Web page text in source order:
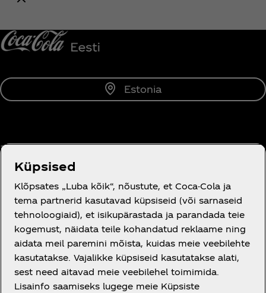
Estonia
Tutvustus
Vajad abi?
Küpsised
Klõpsates „Luba kõik“, nõustute, et Coca-Cola ja
tema partnerid kasutavad küpsiseid (või sarnaseid
tehnoloogiaid), et isikupärastada ja parandada teie
kogemust, näidata teile kohandatud reklaame ning
aidata meil paremini mõista, kuidas meie veebilehte
kasutatakse. Vajalikke küpsiseid kasutatakse alati,
sest need aitavad meie veebilehel toimimida.
Lisainfo saamiseks lugege meie Küpsiste